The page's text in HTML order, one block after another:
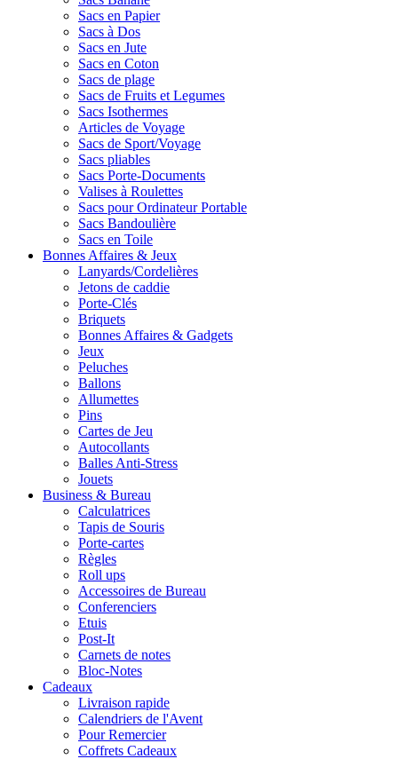
Sacs en Papier
Sacs à Dos
Sacs en Jute
Sacs en Coton
Sacs de plage
Sacs de Fruits et Legumes
Sacs Isothermes
Articles de Voyage
Sacs de Sport/Voyage
Sacs pliables
Sacs Porte-Documents
Valises à Roulettes
Sacs pour Ordinateur Portable
Sacs Bandoulière
Sacs en Toile
Bonnes Affaires & Jeux
Lanyards/Cordelières
Jetons de caddie
Porte-Clés
Briquets
Bonnes Affaires & Gadgets
Jeux
Peluches
Ballons
Allumettes
Pins
Cartes de Jeu
Autocollants
Balles Anti-Stress
Jouets
Business & Bureau
Calculatrices
Tapis de Souris
Porte-cartes
Règles
Roll ups
Accessoires de Bureau
Conferenciers
Etuis
Post-It
Carnets de notes
Bloc-Notes
Cadeaux
Livraison rapide
Calendriers de l'Avent
Pour Remercier
Coffrets Cadeaux